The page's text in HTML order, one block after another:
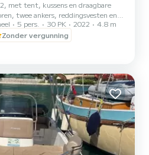
met tent, kussens en draagbare
twee ankers, reddingsvesten en
soort boten heeft u geen rijbewijs
gebruiken, maar u moet
er overal in Paxos mee naartoe
bezoeken. Niet inbegrepen: -
5 pers. 30 PK 2022
4.8 m
Zonder vergunning